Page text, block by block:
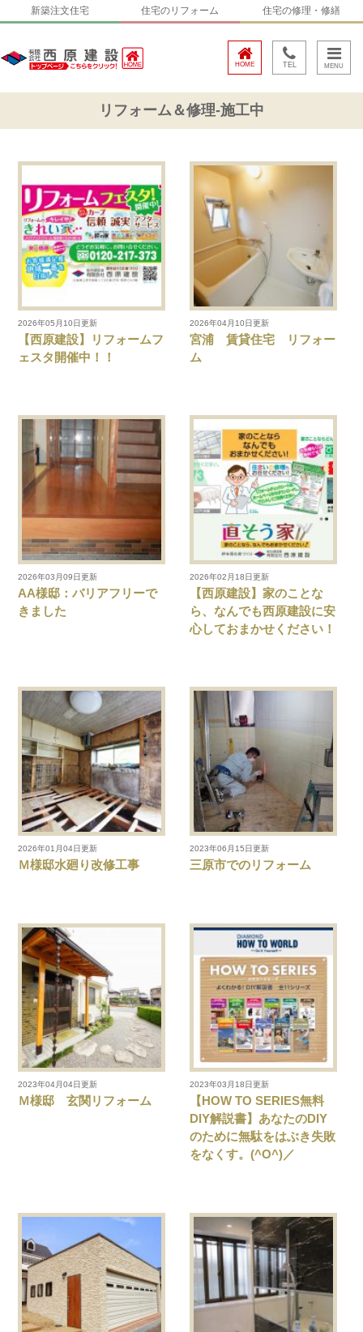
新築注文住宅 住宅のリフォーム 住宅の修理・修繕
TEL
HOME
リフォーム＆修理-施工中
2026年05月10日更新
【西原建設】リフォームフ
ェスタ開催中！！
2026年04月10日更新
宮浦 賃貸住宅 リフォー
ム
2026年03月09日更新
AA様邸：バリアフリーで
きました
2026年02月18日更新
【西原建設】家のことな
ら、なんでも西原建設に安
心しておまかせください！
2026年01月04日更新
Ｍ様邸水廻り改修工事
2023年06月15日更新
三原市でのリフォーム
2023年04月04日更新
Ｍ様邸 玄関リフォーム
2023年03月18日更新
【HOW TO SERIES無料
DIY解説書】あなたのDIY
のために無駄をはぶき失敗
をなくす。(^O^)／